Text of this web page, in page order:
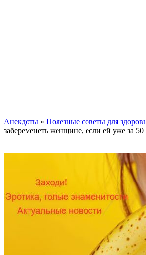
Анекдоты » Полезные советы для
забеременеть женщине, если ей уже за 50